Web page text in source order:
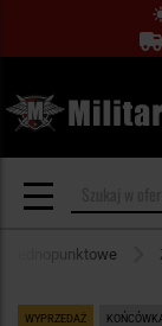
jednopunktowe
WYPRZEDAŻ